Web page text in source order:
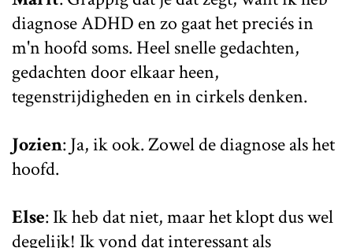
diagnose ADHD en zo gaat het preciés in
m'n hoofd soms. Heel snelle gedachten,
gedachten door elkaar heen,
tegenstrijdigheden en in cirkels denken.
Jozien: Ja, ik ook. Zowel de diagnose als het
hoofd.
Else: Ik heb dat niet, maar het klopt dus wel
degelijk! Ik vond dat interessant als